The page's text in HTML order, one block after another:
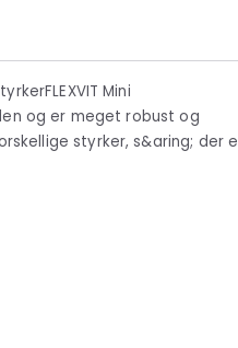
Mini
og er meget robust og
styrker, s&aring; der e